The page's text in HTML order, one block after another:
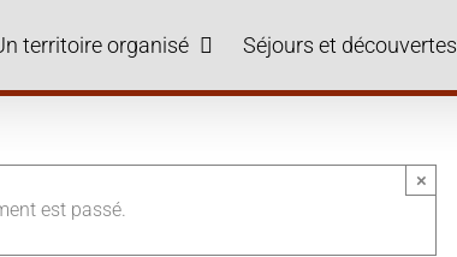
territoire organisé Séjours et découvertes
est passé.
×